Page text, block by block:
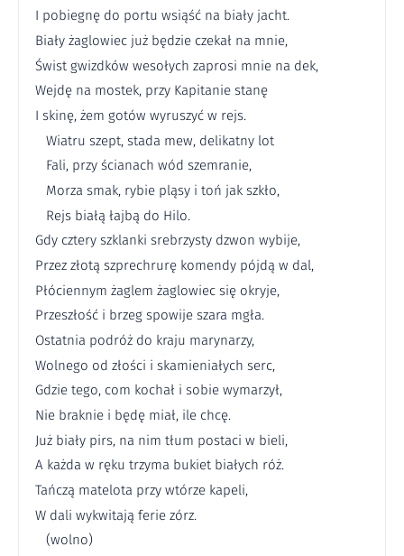
I pobiegnę do portu wsiąść na biały jacht.
Biały żaglowiec już będzie czekał na mnie,
Świst gwizdków wesołych zaprosi mnie na dek,
Wejdę na mostek, przy Kapitanie stanę
I skinę, żem gotów wyruszyć w rejs.
Wiatru szept, stada mew, delikatny lot
Fali, przy ścianach wód szemranie,
Morza smak, rybie pląsy i toń jak szkło,
Rejs białą łajbą do Hilo.
Gdy cztery szklanki srebrzysty dzwon wybije,
Przez złotą szprechrurę komendy pójdą w dal,
Płóciennym żaglem żaglowiec się okryje,
Przeszłość i brzeg spowije szara mgła.
Ostatnia podróż do kraju marynarzy,
Wolnego od złości i skamieniałych serc,
Gdzie tego, com kochał i sobie wymarzył,
Nie braknie i będę miał, ile chcę.
Już biały pirs, na nim tłum postaci w bieli,
A każda w ręku trzyma bukiet białych róż.
Tańczą matelota przy wtórze kapeli,
W dali wykwitają ferie zórz.
(wolno)